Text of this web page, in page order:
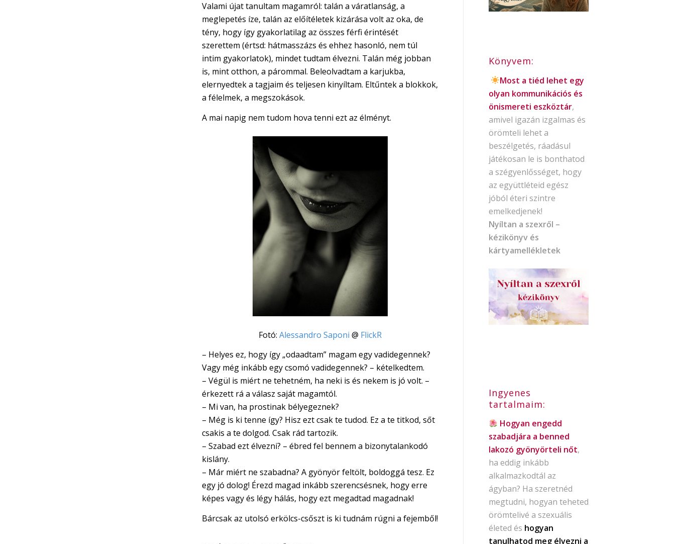
Valami újat tanultam magamról: talán a váratlanság, a
meglepetés íze, talán az előítéletek kizárása volt az oka, de
tény, hogy így gyakorlatilag az összes férfi érintését
szerettem (értsd: hátmasszázs és ehhez hasonló, nem túl
intim gyakorlatok), mindet tudtam élvezni. Talán még jobban
is, mint otthon, a párommal. Beleolvadtam a karjukba,
elernyedtek a tagjaim és teljesen kinyíltam. Eltűntek a blokkok,
a félelmek, a megszokások.
A mai napig nem tudom hova tenni ezt az élményt.
Fotó: Alessandro Saponi @ FlickR
– Helyes ez, hogy így „odaadtam” magam egy vadidegennek?
Vagy még inkább egy csomó vadidegennek? – kételkedtem.
– Végül is miért ne tehetném, ha neki is és nekem is jó volt. –
érkezett rá a válasz saját magamtól.
– Mi van, ha prostinak bélyegeznek?
– Még is ki tenne így? Hisz ezt csak te tudod. Ez a te titkod, sőt
csakis a te dolgod. Csak rád tartozik.
– Szabad ezt élvezni? – ébred fel bennem a bizonytalankodó
kislány.
– Már miért ne szabadna? A gyönyör feltölt, boldoggá tesz. Ez
egy jó dolog! Érezd magad inkább szerencsésnek, hogy erre
képes vagy és légy hálás, hogy ezt megadtad magadnak!
Bárcsak az utolsó erkölcs-csőszt is ki tudnám rúgni a fejemből!
Könyvem:
Most a tiéd lehet egy
olyan kommunikációs és
önismereti eszköztár,
amivel igazán izgalmas és
örömteli lehet a
beszélgetés, ráadásul
játékosan le is bonthatod
a szégyenlősséget, hogy
az együttléteid egész
jóból éteri szintre
emelkedjenek!
Nyíltan a szexről –
kézikönyv és
kártyamellékletek
Ingyenes
tartalmaim:
Hogyan engedd
szabadjára a benned
lakozó gyönyörteli nőt,
ha eddig inkább
alkalmazkodtál az
ágyban? Ha szeretnéd
megtudni, hogyan teheted
örömtelivé a szexuális
életed és hogyan
tanulhatod meg élvezni a